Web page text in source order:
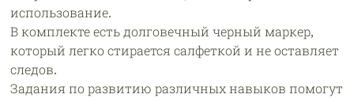
использование.
В комплекте есть долговечный черный маркер,
который легко стирается салфеткой и не оставляет
следов.
Задания по развитию различных навыков помогут